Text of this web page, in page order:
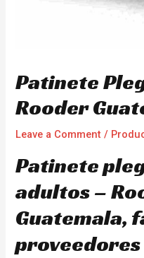
Patinete
Rooder
Leave a Comment /
Patinete
adultos –
Guatemala,
proveedores